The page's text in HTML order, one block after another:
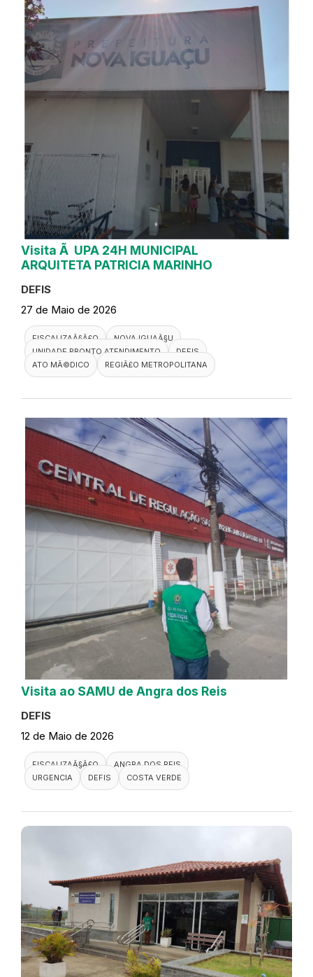
Visita Ã UPA 24H MUNICIPAL
ARQUITETA PATRICIA MARINHO
DEFIS
27 de Maio de 2026
FISCALIZAÃ§Ã£O
NOVA IGUAÃ§U
UNIDADE PRONTO ATENDIMENTO
DEFIS
ATO MÃ©DICO
REGIÃ£O METROPOLITANA
Visita ao SAMU de Angra dos Reis
DEFIS
12 de Maio de 2026
FISCALIZAÃ§Ã£O
ANGRA DOS REIS
URGENCIA
DEFIS COSTA VERDE